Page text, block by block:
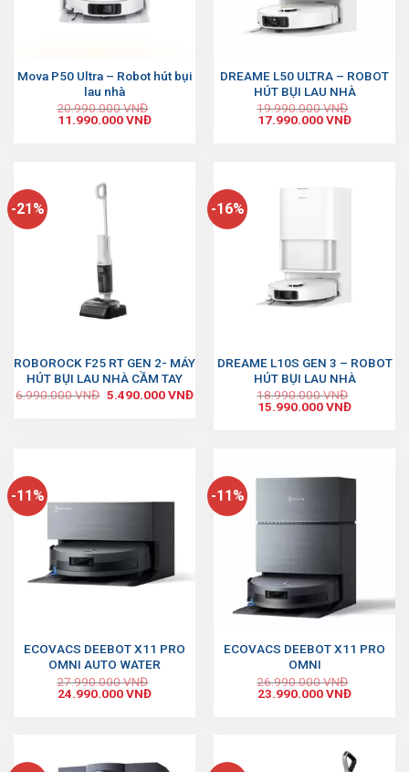
Mova P50 Ultra – Robot hút bụi
lau nhà
20.990.000VNĐ
11.990.000VNĐ
DREAME L50 ULTRA – ROBOT
HÚT BỤI LAU NHÀ
19.990.000VNĐ
17.990.000VNĐ
-21%
ROBOROCK F25 RT GEN 2- MÁY
HÚT BỤI LAU NHÀ CẦM TAY
6.990.000VNĐ 5.490.000VNĐ
-16%
DREAME L10S GEN 3 – ROBOT
HÚT BỤI LAU NHÀ
18.990.000VNĐ
15.990.000VNĐ
-11%
ECOVACS DEEBOT X11 PRO
OMNI AUTO WATER
27.990.000VNĐ
24.990.000VNĐ
-11%
ECOVACS DEEBOT X11 PRO
OMNI
26.990.000VNĐ
23.990.000VNĐ